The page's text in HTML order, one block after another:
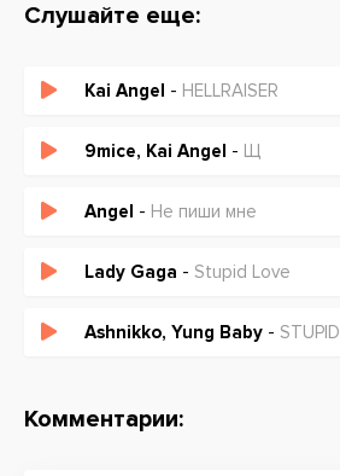
Слушайте еще:
Kai Angel - HELLRAISER
9mice, Kai Angel - Щ
Angel - Не пиши мне
Lady Gaga - Stupid Love
Ashnikko, Yung Baby - STUPID
Комментарии: